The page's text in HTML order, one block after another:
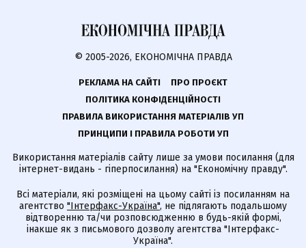
© 2005-2026, ЕКОНОМІЧНА ПРАВДА
РЕКЛАМА НА САЙТІ
ПРО ПРОЄКТ
ПОЛІТИКА КОНФІДЕНЦІЙНОСТІ
ПРАВИЛА ВИКОРИСТАННЯ МАТЕРІАЛІВ УП
ПРИНЦИПИ І ПРАВИЛА РОБОТИ УП
Використання матеріалів сайту лише за умови посилання (для
інтернет-видань - гіперпосилання) на "Економічну правду".
Всі матеріали, які розміщені на цьому сайті із посиланням на
агентство "Інтерфакс-Україна", не підлягають подальшому
відтворенню та/чи розповсюдженню в будь-якій формі,
інакше як з письмового дозволу агентства "Інтерфакс-
Україна".